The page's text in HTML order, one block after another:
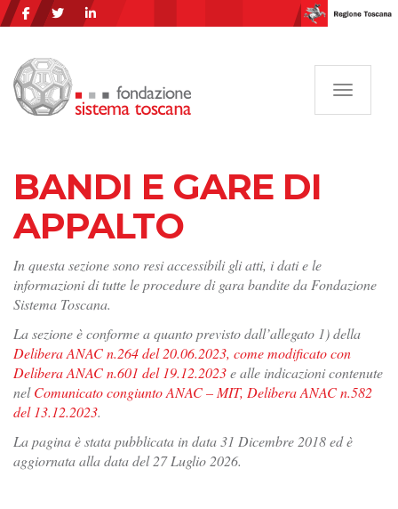
BANDI E GARE DI
APPALTO
In questa sezione sono resi accessibili gli atti, i dati e le
informazioni di tutte le procedure di gara bandite da Fondazione
Sistema Toscana.
La sezione è conforme a quanto previsto dall’allegato 1) della
Delibera ANAC n.264 del 20.06.2023, come modificato con
Delibera ANAC n.601 del 19.12.2023e alle indicazioni contenute
nelComunicato congiunto ANAC – MIT, Delibera ANAC n.582
del 13.12.2023.
La pagina è stata pubblicata in data 31 Dicembre 2018 ed è
aggiornata alla data del 27 Luglio 2026.